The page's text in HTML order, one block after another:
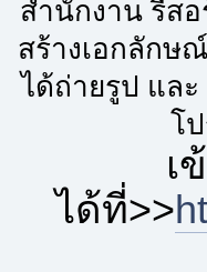
สำนักงาน รีส
สร้างเอกลักษ
ได้ถ่ายรูป แล
โ
เ
ได้ที่>>